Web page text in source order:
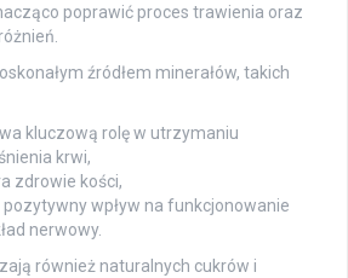
poprawić proces trawienia oraz
źródłem minerałów, takich
kluczową rolę w utrzymaniu
krwi,
zdrowie kości,
pozytywny wpływ na funkcjonowanie
nerwowy.
również naturalnych cukrów i